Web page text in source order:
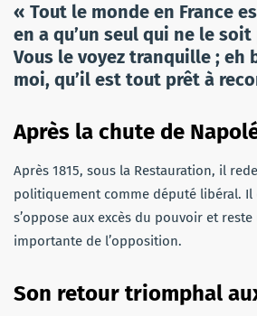
« Tout le monde en France
en a qu’un seul qui ne le
Vous le voyez tranquille ; eh
moi, qu’il est tout prêt à
Après la chute de
Après 1815, sous la Restauration, il
politiquement comme député libéral. Il
s’oppose aux excès du pouvoir et
importante de l’opposition.
Son retour triomphal